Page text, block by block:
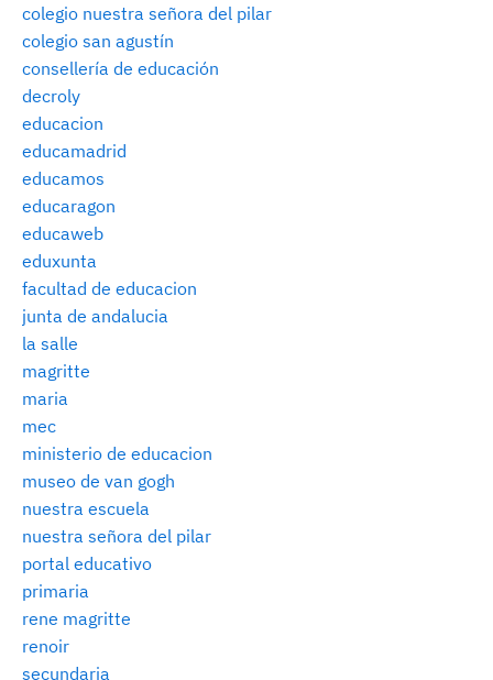
colegio nuestra señora del pilar
colegio san agustín
consellería de educación
decroly
educacion
educamadrid
educamos
educaragon
educaweb
eduxunta
facultad de educacion
junta de andalucia
la salle
magritte
maria
mec
ministerio de educacion
museo de van gogh
nuestra escuela
nuestra señora del pilar
portal educativo
primaria
rene magritte
renoir
secundaria